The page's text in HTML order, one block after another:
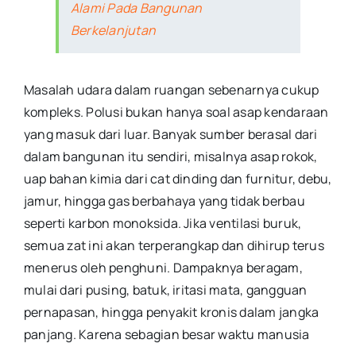
Alami Pada Bangunan
Berkelanjutan
Masalah udara dalam ruangan sebenarnya cukup
kompleks. Polusi bukan hanya soal asap kendaraan
yang masuk dari luar. Banyak sumber berasal dari
dalam bangunan itu sendiri, misalnya asap rokok,
uap bahan kimia dari cat dinding dan furnitur, debu,
jamur, hingga gas berbahaya yang tidak berbau
seperti karbon monoksida. Jika ventilasi buruk,
semua zat ini akan terperangkap dan dihirup terus
menerus oleh penghuni. Dampaknya beragam,
mulai dari pusing, batuk, iritasi mata, gangguan
pernapasan, hingga penyakit kronis dalam jangka
panjang. Karena sebagian besar waktu manusia